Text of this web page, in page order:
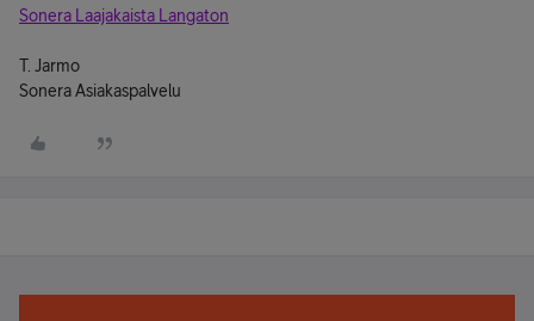
Sonera Laajakaista Langaton
T. Jarmo
Sonera Asiakaspalvelu